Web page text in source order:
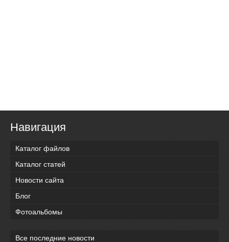
Навигация
Каталог файлов
Каталог статей
Новости сайта
Блог
Фотоальбомы
Все последние новости